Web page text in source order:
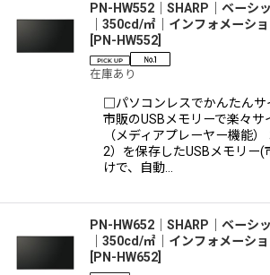
PN-HW552│SHARP｜ベーシ
｜350cd/㎡｜インフォメーショ
PN-HW552
在庫あり
□パソコンレスでかんたん
市販のUSBメモリーで楽々サ
（メディアプレーヤー機能
2）を保存したUSBメモリー(
けで、自動…
PN-HW652│SHARP｜ベーシ
｜350cd/㎡｜インフォメーショ
PN-HW652